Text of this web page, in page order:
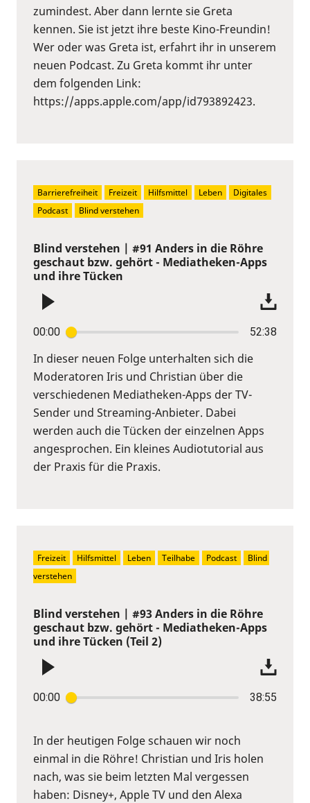
zumindest. Aber dann lernte sie Greta
kennen. Sie ist jetzt ihre beste Kino-Freundin!
Wer oder was Greta ist, erfahrt ihr in unserem
neuen Podcast. Zu Greta kommt ihr unter
dem folgenden Link:
https://apps.apple.com/app/id793892423.
Blind verstehen | #91 Anders in die Röhre
geschaut bzw. gehört - Mediatheken-Apps
und ihre Tücken
00:00 52:38
In dieser neuen Folge unterhalten sich die
Moderatoren Iris und Christian über die
verschiedenen Mediatheken-Apps der TV-
Sender und Streaming-Anbieter. Dabei
werden auch die Tücken der einzelnen Apps
angesprochen. Ein kleines Audiotutorial aus
der Praxis für die Praxis.
Barrierefreiheit Freizeit Hilfsmittel Leben
Digitales
Podcast
Blind verstehen
Blind verstehen | #93 Anders in die Röhre
geschaut bzw. gehört - Mediatheken-Apps
und ihre Tücken (Teil 2)
00:00 38:55
In der heutigen Folge schauen wir noch
einmal in die Röhre! Christian und Iris holen
nach, was sie beim letzten Mal vergessen
haben: Disney+, Apple TV und den Alexa
Freizeit Hilfsmittel Leben Teilhabe Podcast
Blind
verstehen